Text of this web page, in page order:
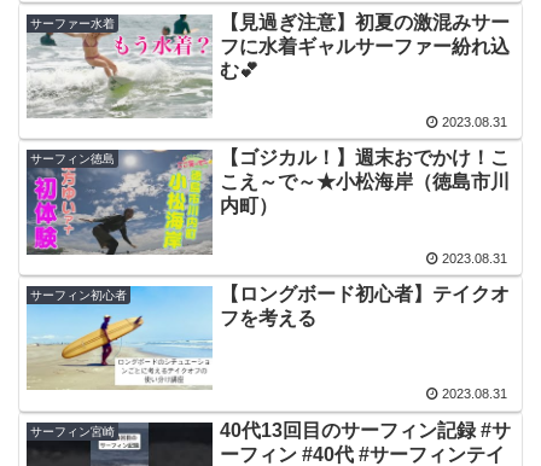
サーファー水着
【見過ぎ注意】初夏の激混みサー
フに水着ギャルサーファー紛れ込
む💕
2023.08.31
サーフィン徳島
【ゴジカル！】週末おでかけ！こ
こえ～で～★小松海岸（徳島市川
内町）
2023.08.31
サーフィン初心者
【ロングボード初心者】テイクオ
フを考える
2023.08.31
サーフィン宮崎
40代13回目のサーフィン記録 #サ
ーフィン #40代 #サーフィンテイ